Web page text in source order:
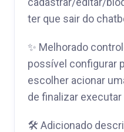
ter que sair do
✨ Melhorado
possível configurar
escolher acionar
de finalizar
🛠️ Adicionado